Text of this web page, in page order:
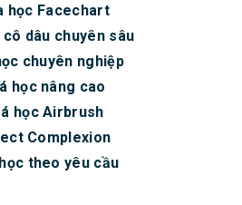
học Facechart
cô dâu chuyên sâu
chuyên nghiệp
học nâng cao
học Airbrush
Complexion
theo yêu cầu